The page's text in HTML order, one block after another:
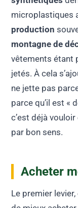
microplastiques
production
montagne de
vêtements étant
jetés. À cela
ne jette pas
parce qu’il est «
c’est déjà
par bon sens.
Acheter
Le premier